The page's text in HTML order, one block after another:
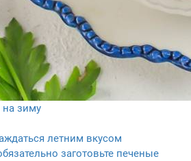
зиму
летним вкусом
заготовьте печеные